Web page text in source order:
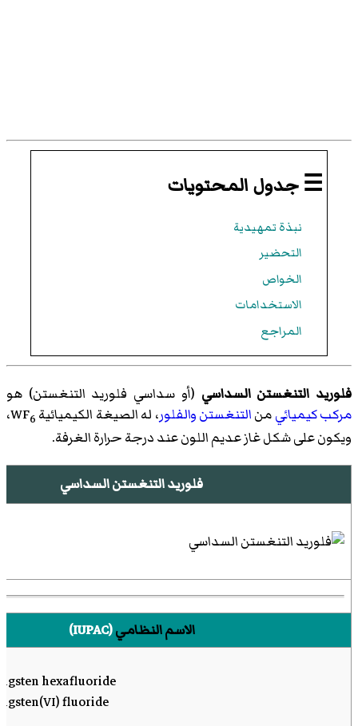
☰ جدول المحتويات
نبذة تمهيدية
التحضير
الخواص
الاستخدامات
المراجع
فلوريد التنغستن السداسي (أو سداسي فلوريد التنغستن) هو
مركب كيميائيمنالتنغستنوالفلور، له الصيغة الكيميائية WF 6
،
ويكون على شكل غاز عديم اللون عند درجة حرارة الغرفة.
فلوريد التنغستن السداسي
الاسم النظامي(IUPAC)
hexafluoride
fluoride